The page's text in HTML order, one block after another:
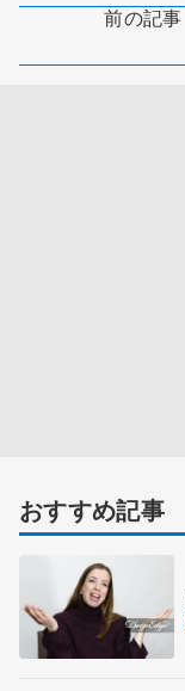
前の記事
おすすめ記事